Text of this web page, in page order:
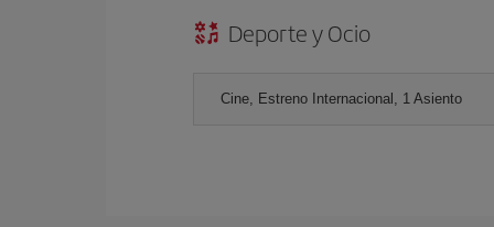
Deporte y Ocio
Cine, Estreno Internacional, 1 Asiento